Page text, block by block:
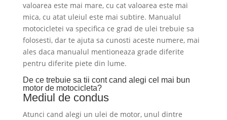
valoarea este mai mare, cu cat valoarea este mai
mica, cu atat uleiul este mai subtire. Manualul
motocicletei va specifica ce grad de ulei trebuie sa
folosesti, dar te ajuta sa cunosti aceste numere, mai
ales daca manualul mentioneaza grade diferite
pentru diferite piete din lume.
De ce trebuie sa tii cont cand alegi cel mai bun
motor de motocicleta?
Mediul de condus
Atunci cand alegi un ulei de motor, unul dintre